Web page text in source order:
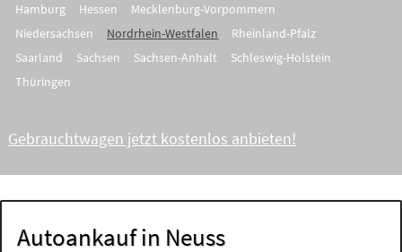
Hamburg
Hessen
Mecklenburg-Vorpommern
Niedersachsen
Nordrhein-Westfalen
Rheinland-Pfalz
Saarland
Sachsen Sachsen-Anhalt
Schleswig-Holstein
Thüringen
Gebrauchtwagen jetzt kostenlos anbieten!
Autoankauf in Neuss